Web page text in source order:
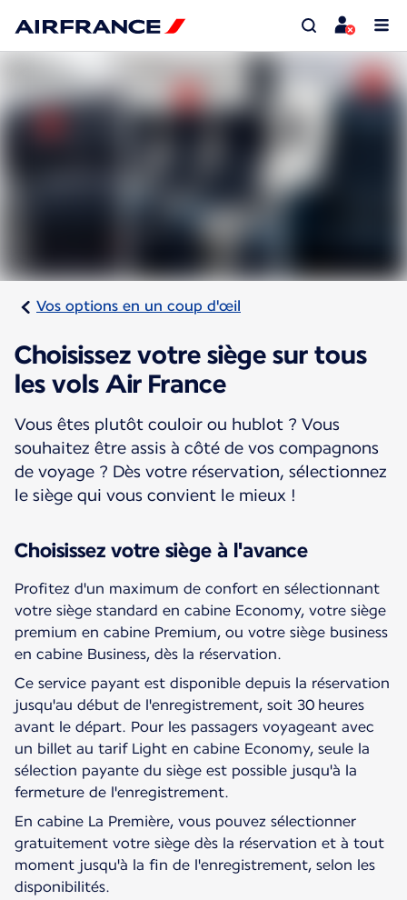
Vos options en un coup d'œil
Choisissez votre siège sur tous
les vols Air France
Vous êtes plutôt couloir ou hublot ? Vous
souhaitez être assis à côté de vos compagnons
de voyage ? Dès votre réservation, sélectionnez
le siège qui vous convient le mieux !
Choisissez votre siège à l'avance
Profitez d'un maximum de confort en sélectionnant
votre siège standard en cabine Economy, votre siège
premium en cabine Premium, ou votre siège business
en cabine Business, dès la réservation.
Ce service payant est disponible depuis la réservation
jusqu'au début de l'enregistrement, soit 30 heures
avant le départ. Pour les passagers voyageant avec
un billet au tarif Light en cabine Economy, seule la
sélection payante du siège est possible jusqu'à la
fermeture de l'enregistrement.
En cabine La Première, vous pouvez sélectionner
gratuitement votre siège dès la réservation et à tout
moment jusqu'à la fin de l'enregistrement, selon les
disponibilités.